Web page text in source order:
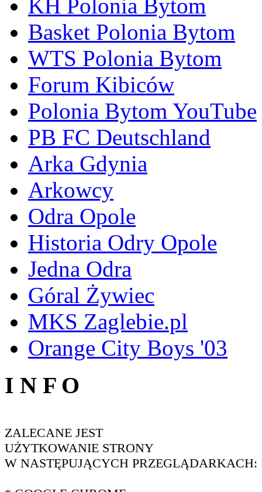
KH Polonia Bytom
Basket Polonia Bytom
WTS Polonia Bytom
Forum Kibiców
Polonia Bytom YouTube
PB FC Deutschland
Arka Gdynia
Arkowcy
Odra Opole
Historia Odry Opole
Jedna Odra
Góral Żywiec
MKS Zaglebie.pl
Orange City Boys '03
I N F O
ZALECANE JEST
UŻYTKOWANIE STRONY
W NASTĘPUJĄCYCH PRZEGLĄDARKACH: